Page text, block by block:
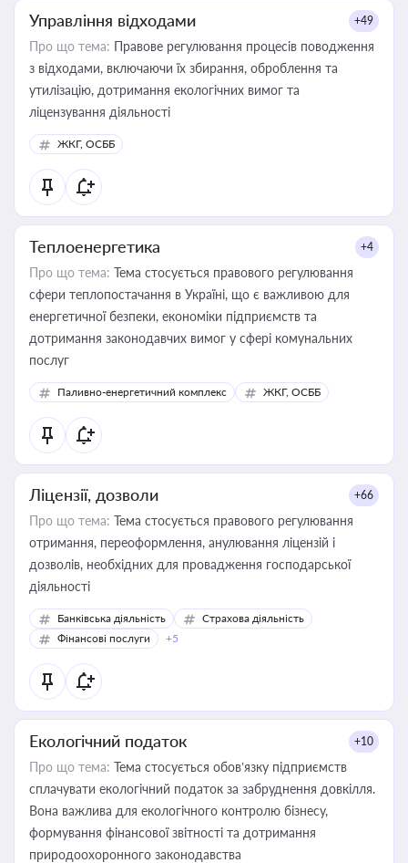
Управління відходами +49
Про що тема: Правове регулювання процесів поводження
з відходами, включаючи їх збирання, оброблення та
утилізацію, дотримання екологічних вимог та
ліцензування діяльності
ЖКГ, ОСББ
Теплоенергетика +4
Про що тема: Тема стосується правового регулювання
сфери теплопостачання в Україні, що є важливою для
енергетичної безпеки, економіки підприємств та
дотримання законодавчих вимог у сфері комунальних
послуг
Паливно-енергетичний комплекс ЖКГ, ОСББ
Ліцензії, дозволи +66
Про що тема: Тема стосується правового регулювання
отримання, переоформлення, анулювання ліцензій і
дозволів, необхідних для провадження господарської
діяльності
Банківська діяльність
Страхова діяльність
Фінансові послуги
+5
Екологічний податок +10
Про що тема: Тема стосується обов’язку підприємств
сплачувати екологічний податок за забруднення довкілля.
Вона важлива для екологічного контролю бізнесу,
формування фінансової звітності та дотримання
природоохоронного законодавства